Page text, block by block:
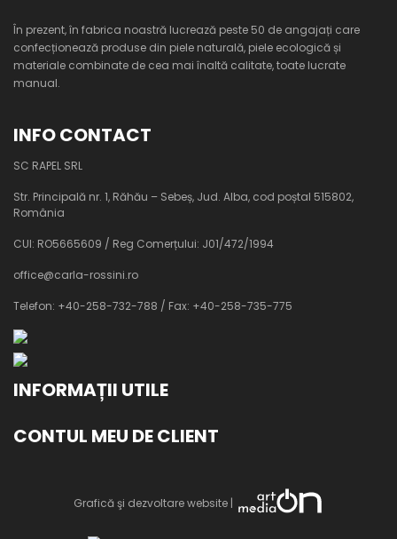
În prezent, în fabrica noastră lucrează peste 50 de angajați care
confecționează produse din piele naturală, piele ecologică și
materiale combinate de cea mai înaltă calitate, toate lucrate
manual.
INFO CONTACT
SC RAPEL SRL
Str. Principală nr. 1, Răhău – Sebeș, Jud. Alba, cod poștal 515802,
România
CUI: RO5665609 / Reg Comerțului: J01/472/1994
office@carla-rossini.ro
Telefon: +40-258-732-788 / Fax: +40-258-735-775
INFORMAȚII UTILE
CONTUL MEU DE CLIENT
Grafică şi dezvoltare website |